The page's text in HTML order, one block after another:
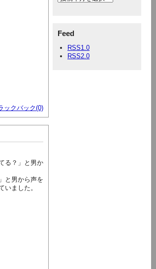
Feed
RSS1.0
RSS2.0
ックバック(0)
る？」と男か
と男から声を
ました。